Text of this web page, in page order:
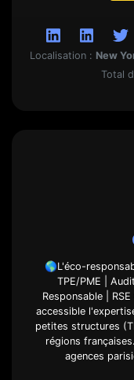
Localisation : New
Total
🌎L'éco-
TPE/PME |
Responsable |
accessible
petites structures
régions
agences